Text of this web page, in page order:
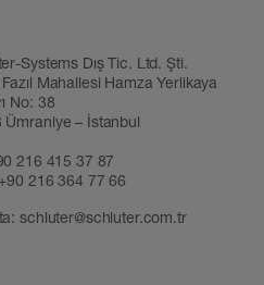
Systems Dış Tic. Ltd. Şti.
Mahallesi Hamza Yerlikaya
No: 38
Ümraniye – İstanbul
216 415 37 87
216 364 77 66
schluter@schluter.com.tr